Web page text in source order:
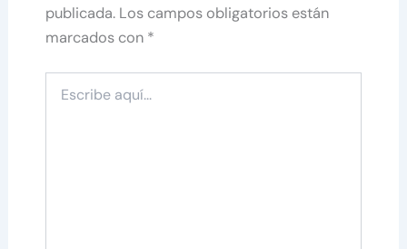
publicada. Los campos obligatorios están
marcados con *
aquí...